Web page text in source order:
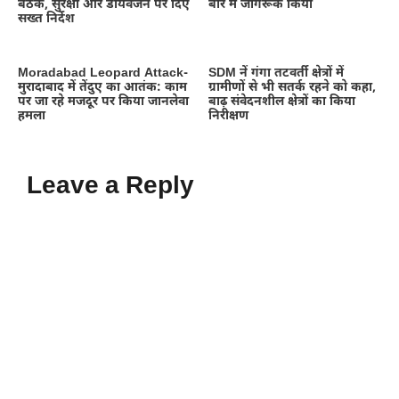
बैठक, सुरक्षा और डायवर्जन पर दिए
सख्त निर्देश
बारे में जागरूक किया
Moradabad Leopard Attack-
मुरादाबाद में तेंदुए का आतंक: काम
पर जा रहे मजदूर पर किया जानलेवा
हमला
SDM नें गंगा तटवर्ती क्षेत्रों में
ग्रामीणों से भी सतर्क रहने को कहा,
बाढ़ संवेदनशील क्षेत्रों का किया
निरीक्षण
Leave a Reply